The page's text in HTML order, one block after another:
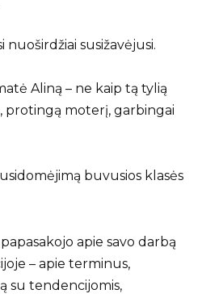
nuoširdžiai susižavėjusi.
Aliną – ne kaip tą tylią
protingą moterį, garbingai
buvusios klasės
apie savo darbą
– apie terminus,
su tendencijomis,